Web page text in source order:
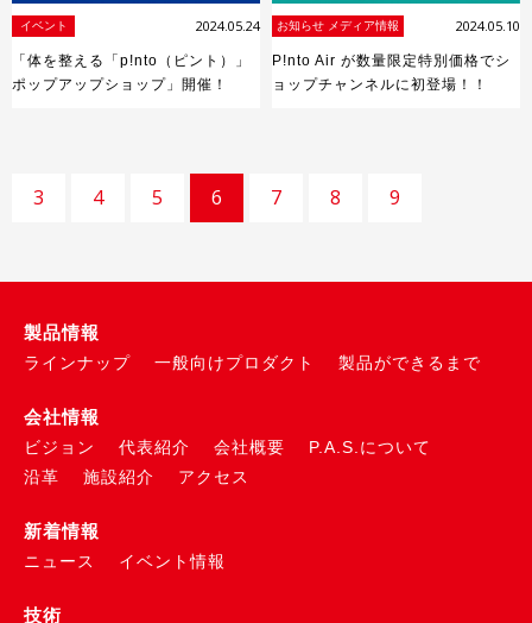
イベント 2024.05.24
「体を整える「p!nto（ピント）」
ポップアップショップ」開催！
お知らせ メディア情報 2024.05.10
P!nto Air が数量限定特別価格でシ
ョップチャンネルに初登場！！
3 4 5 6 7 8 9
製品情報
ラインナップ 一般向けプロダクト 製品ができるまで
会社情報
ビジョン 代表紹介 会社概要
P.A.S.について
沿革
施設紹介 アクセス
新着情報
ニュース イベント情報
技術